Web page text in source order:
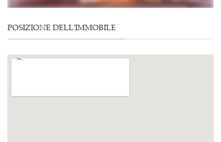
POSIZIONE DELL'IMMOBILE